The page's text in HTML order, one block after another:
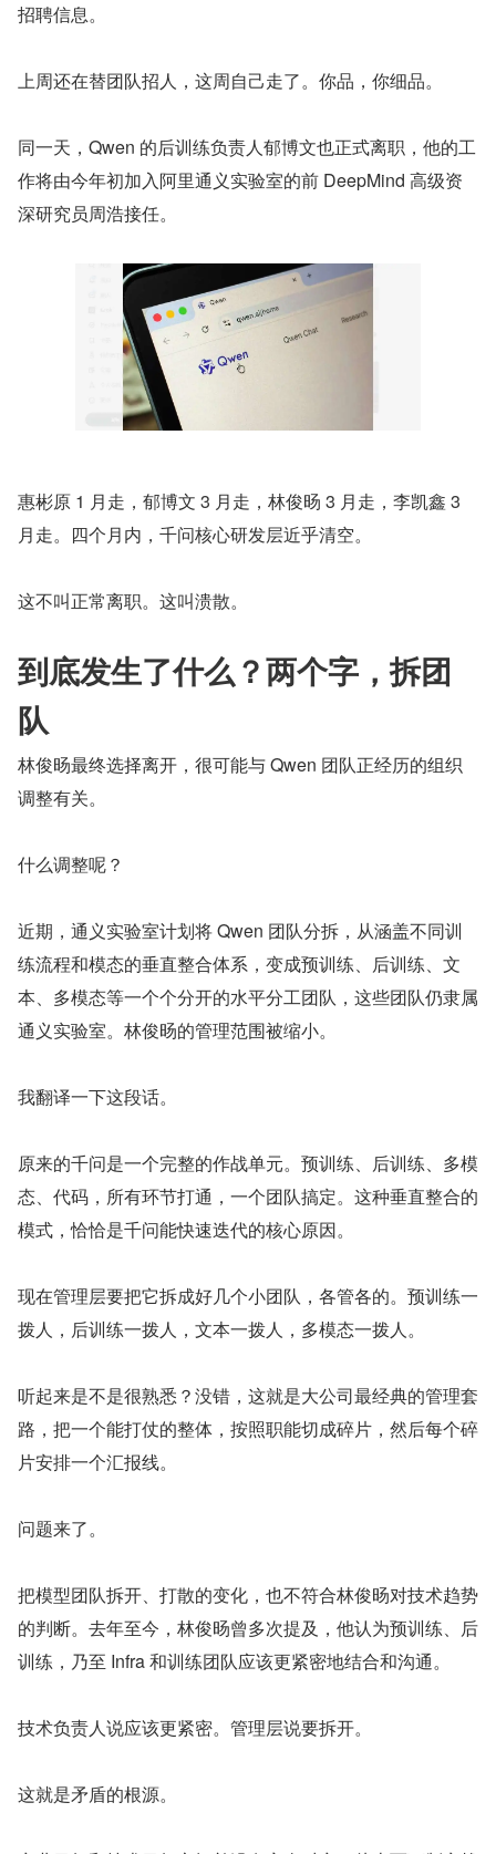
招聘信息。
上周还在替团队招人，这周自己走了。你品，你细品。
同一天，Qwen 的后训练负责人郁博文也正式离职，他的工
作将由今年初加入阿里通义实验室的前 DeepMind 高级资
深研究员周浩接任。
惠彬原 1 月走，郁博文 3 月走，林俊旸 3 月走，李凯鑫 3
月走。四个月内，千问核心研发层近乎清空。
这不叫正常离职。这叫溃散。
到底发生了什么？两个字，拆团
队
林俊旸最终选择离开，很可能与 Qwen 团队正经历的组织
调整有关。
什么调整呢？
近期，通义实验室计划将 Qwen 团队分拆，从涵盖不同训
练流程和模态的垂直整合体系，变成预训练、后训练、文
本、多模态等一个个分开的水平分工团队，这些团队仍隶属
通义实验室。林俊旸的管理范围被缩小。
我翻译一下这段话。
原来的千问是一个完整的作战单元。预训练、后训练、多模
态、代码，所有环节打通，一个团队搞定。这种垂直整合的
模式，恰恰是千问能快速迭代的核心原因。
现在管理层要把它拆成好几个小团队，各管各的。预训练一
拨人，后训练一拨人，文本一拨人，多模态一拨人。
听起来是不是很熟悉？没错，这就是大公司最经典的管理套
路，把一个能打仗的整体，按照职能切成碎片，然后每个碎
片安排一个汇报线。
问题来了。
把模型团队拆开、打散的变化，也不符合林俊旸对技术趋势
的判断。去年至今，林俊旸曾多次提及，他认为预训练、后
训练，乃至 Infra 和训练团队应该更紧密地结合和沟通。
技术负责人说应该更紧密。管理层说要拆开。
这就是矛盾的根源。